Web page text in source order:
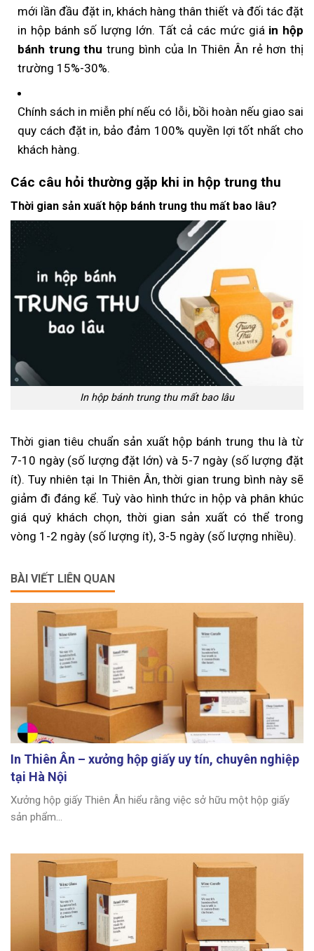
mới lần đầu đặt in, khách hàng thân thiết và đối tác đặt
in hộp bánh số lượng lớn. Tất cả các mức giá in hộp
bánh trung thu trung bình của In Thiên Ân rẻ hơn thị
trường 15%-30%.
Chính sách in miễn phí nếu có lỗi, bồi hoàn nếu giao sai
quy cách đặt in, bảo đảm 100% quyền lợi tốt nhất cho
khách hàng.
Các câu hỏi thường gặp khi in hộp trung thu
Thời gian sản xuất hộp bánh trung thu mất bao lâu?
In hộp bánh trung thu mất bao lâu
Thời gian tiêu chuẩn sản xuất hộp bánh trung thu là từ
7-10 ngày (số lượng đặt lớn) và 5-7 ngày (số lượng đặt
ít). Tuy nhiên tại In Thiên Ân, thời gian trung bình này sẽ
giảm đi đáng kể. Tuỳ vào hình thức in hộp và phân khúc
giá quý khách chọn, thời gian sản xuất có thể trong
vòng 1-2 ngày (số lượng ít), 3-5 ngày (số lượng nhiều).
BÀI VIẾT LIÊN QUAN
In Thiên Ân – xưởng hộp giấy uy tín, chuyên nghiệp
tại Hà Nội
Xưởng hộp giấy Thiên Ân hiểu rằng việc sở hữu một hộp giấy
sản phẩm...